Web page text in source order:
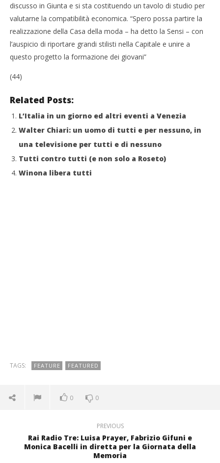
discusso in Giunta e si sta costituendo un tavolo di studio per
valutarne la compatibilità economica. “Spero possa partire la
realizzazione della Casa della moda – ha detto la Sensi – con
l’auspicio di riportare grandi stilisti nella Capitale e unire a
questo progetto la formazione dei giovani”
(44)
Related Posts:
L’Italia in un giorno ed altri eventi a Venezia
Walter Chiari: un uomo di tutti e per nessuno, in
una televisione per tutti e di nessuno
Tutti contro tutti (e non solo a Roseto)
Winona libera tutti
TAGS: FEATURE FEATURED
0 0
PREVIOUS
Rai Radio Tre: Luisa Prayer, Fabrizio Gifuni e
Monica Bacelli in diretta per la Giornata della
Memoria